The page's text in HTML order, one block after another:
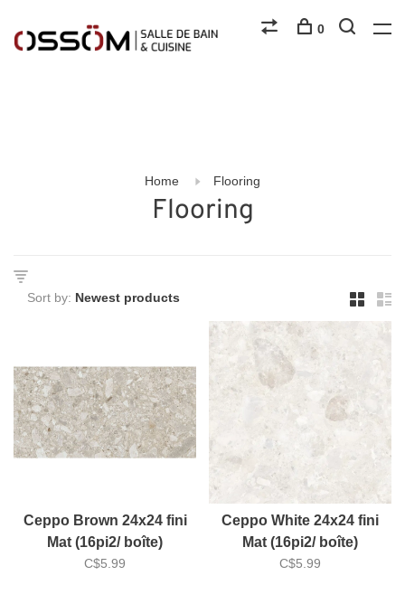
0
Home Flooring
Flooring
Sort by:
Ceppo Brown 24x24 fini
Mat (16pi2/ boîte)
C$5.99
Ceppo White 24x24 fini
Mat (16pi2/ boîte)
C$5.99